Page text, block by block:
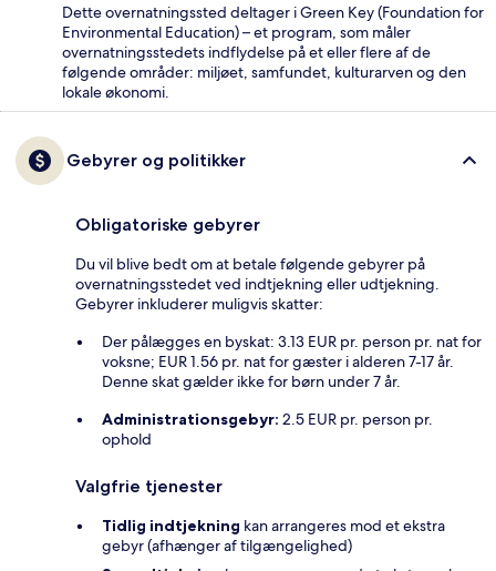
Dette overnatningssted deltager i Green Key (Foundation for
Environmental Education) – et program, som måler
overnatningsstedets indflydelse på et eller flere af de
følgende områder: miljøet, samfundet, kulturarven og den
lokale økonomi.
Gebyrer og politikker
Obligatoriske gebyrer
Du vil blive bedt om at betale følgende gebyrer på
overnatningsstedet ved indtjekning eller udtjekning.
Gebyrer inkluderer muligvis skatter:
Der pålægges en byskat: 3.13 EUR pr. person pr. nat for
voksne; EUR 1.56 pr. nat for gæster i alderen 7-17 år.
Denne skat gælder ikke for børn under 7 år.
Administrationsgebyr: 2.5 EUR pr. person pr.
ophold
Valgfrie tjenester
Tidlig indtjekning kan arrangeres mod et ekstra
gebyr (afhænger af tilgængelighed)